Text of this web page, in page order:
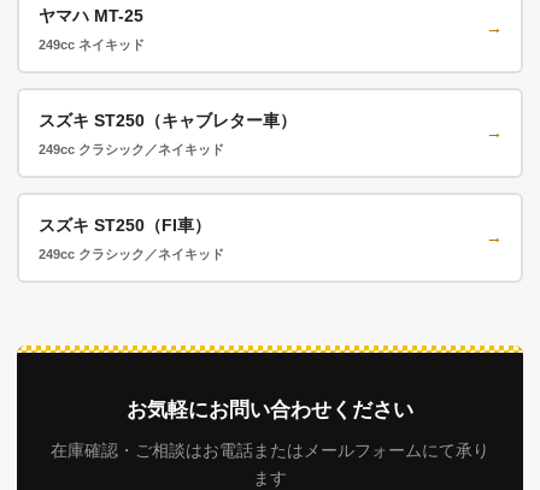
ヤマハ MT-25
249cc ネイキッド
→
スズキ ST250（キャブレター車）
249cc クラシック／ネイキッド
→
スズキ ST250（FI車）
249cc クラシック／ネイキッド
→
お気軽にお問い合わせください
在庫確認・ご相談はお電話またはメールフォームにて承り
ます